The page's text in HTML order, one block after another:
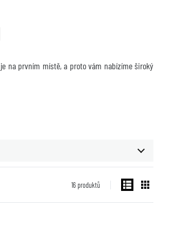
na prvním místě, a proto vám nabízíme široký
16 produktů